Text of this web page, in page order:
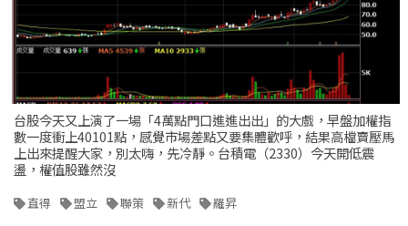
台股今天又上演了一場「4萬點門口進進出出」的大戲，早盤加權指
數一度衝上40101點，感覺市場差點又要集體歡呼，結果高檔賣壓馬
上出來提醒大家，別太嗨，先冷靜。台積電（2330）今天開低震
盪，權值股雖然沒
直得 盟立 聯策 新代 羅昇